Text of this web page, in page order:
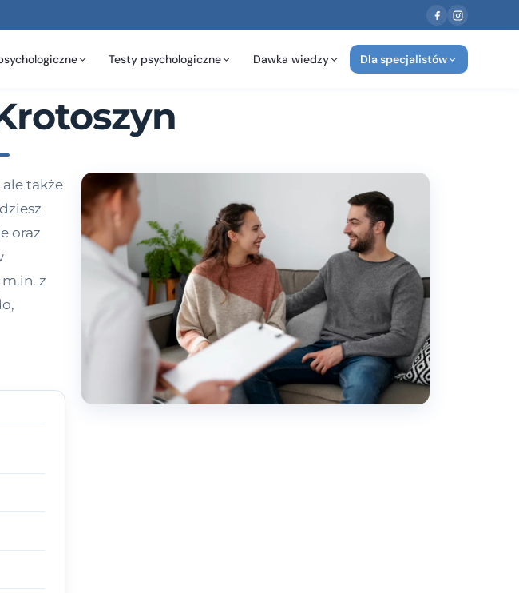
Testy psychologiczne Dawka wiedzy Dla specjalistów
także
oraz
z